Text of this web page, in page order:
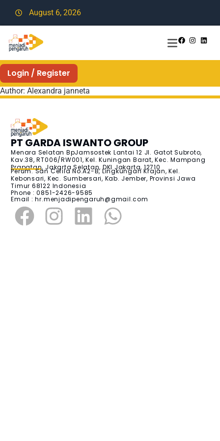
August 6, 2026
Login / Register
Author: Alexandra janneta
PT GARDA ISWANTO GROUP
Menara Selatan BpJamsostek Lantai 12 Jl. Gatot Subroto,
Kav.38, RT006/RW001, Kel. Kuningan Barat, Kec. Mampang
Prapatan, Jakarta Selatan, DKI Jakarta, 12710
Perum. San Cefila No.A2-B, Lingkungan Krajan, Kel.
Kebonsari, Kec. Sumbersari, Kab. Jember, Provinsi Jawa
Timur 68122 Indonesia
Phone : 0851-2426-9585
Email :hr.menjadipengaruh@gmail.com